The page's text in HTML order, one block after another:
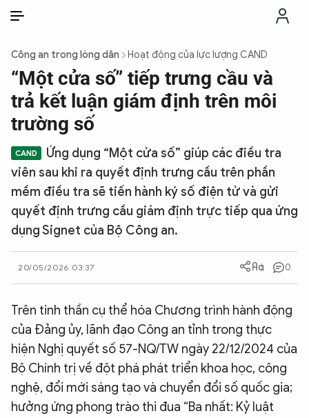
THỜI SỰ
CHỐNG DIỄN BIẾN HÒA BÌNH
CÔNG AN TRONG LÒNG DÂN
XÃ HỘI
PHÁP LUẬT
CÔNG NGHỆ
QUỐC TẾ
VĂN HÓA - THỂ THAO
BẠN ĐỌC & CAND
Công an trong lòng dân Hoạt động của lực lượng CAND
“Một cửa số” tiếp trưng cầu và
trả kết luận giám định trên môi
trường số
Ứng dụng “Một cửa số” giúp các điều tra
viên sau khi ra quyết định trưng cầu trên phần
mềm điều tra sẽ tiến hành ký số điện tử và gửi
quyết định trưng cầu giám định trực tiếp qua ứng
dụng Signet của Bộ Công an.
20/05/2026 03:37 0
Trên tinh thần cụ thể hóa Chương trình hành động
của Đảng ủy, lãnh đạo Công an tỉnh trong thực
hiện Nghị quyết số 57-NQ/TW ngày 22/12/2024 của
Bộ Chính trị về đột phá phát triển khoa học, công
nghệ, đổi mới sáng tạo và chuyển đổi số quốc gia;
hưởng ứng phong trào thi đua “Ba nhất: Kỷ luật